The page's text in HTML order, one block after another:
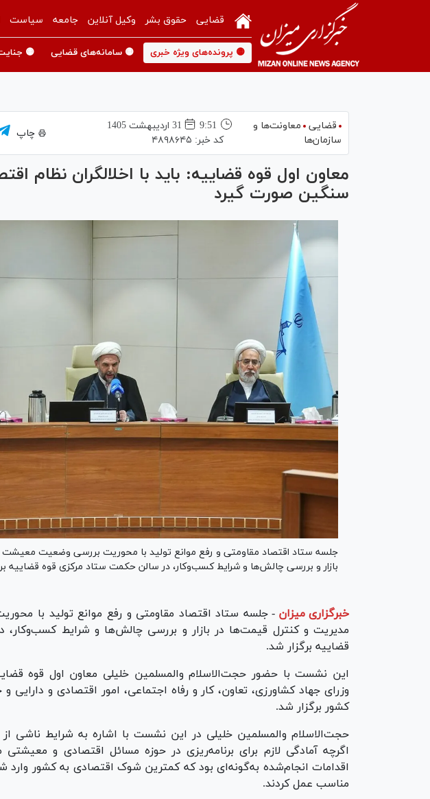
قضایی حقوق بشر وکیل آنلاین جامعه سیاست
🟡 پرونده‌های ویژه خبری 🟡 سامانه‌های قضایی 🟡
قضایی
معاونت‌ها و
سازمان‌ها
9:51
31 ارديبهشت 1405
کد خبر: ۴۸۹۸۶۴۵
چاپ
معاون اول قوه قضاییه: باید با اخلالگران نظام
سنگین صورت گیرد
جلسه ستاد اقتصاد مقاومتی و رفع موانع تولید با محوریت بررسی وضعیت معیشت
بازار و بررسی چالش‌ها و شرایط کسب‌وکار، در سالن حکمت ستاد مرکزی قوه قضاییه
خبرگزاری میزان - جلسه ستاد اقتصاد مقاومتی و رفع موانع تولید با
مدیریت و کنترل قیمت‌ها در بازار و بررسی چالش‌ها و شرایط
قضاییه برگزار شد.
این نشست با حضور حجت‌الاسلام والمسلمین خلیلی معاون اول قوه
وزرای جهاد کشاورزی، تعاون، کار و رفاه اجتماعی، امور اقتصادی و دارایی
کشور برگزار شد.
حجت‌الاسلام والمسلمین خلیلی در این نشست با اشاره به شرایط ناشی
اگرچه آمادگی لازم برای برنامه‌ریزی در حوزه مسائل اقتصادی و
اقدامات انجام‌شده به‌گونه‌ای بود که کمترین شوک اقتصادی به کشور وارد
مناسب عمل کردند.